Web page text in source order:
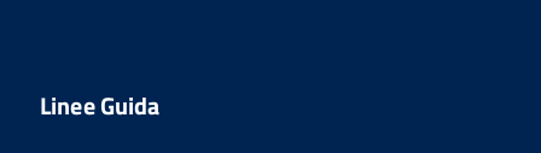
Linee Guida